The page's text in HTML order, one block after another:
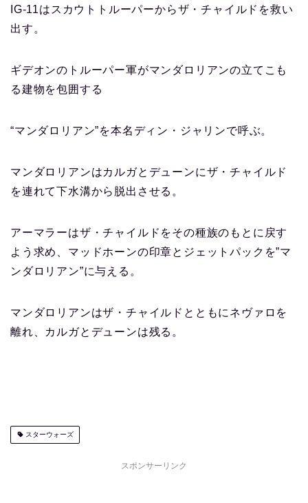
IG-11はスカウトトルーパーからザ・チャイルドを救い
出す。
ギデオンのトルーパー軍がマンダロリアンの立てこも
る建物を包囲する
“マンダロリアン”を本名ディン・ジャリンで呼ぶ。
マンダロリアンはカルガとデューンにザ・チャイルド
を連れて下水溝から脱出させる。
アーマラーはザ・チャイルドをその種族のもとに戻す
よう求め、マッドホーンの印章とジェットパックを”マ
ンダロリアン”に与える。
マンダロリアンはザ・チャイルドとともにネヴァロを
離れ、カルガとデューンは残る。
スターウォーズ
スポンサーリンク